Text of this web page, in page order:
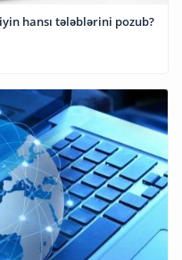
hansı tələblərini pozub?